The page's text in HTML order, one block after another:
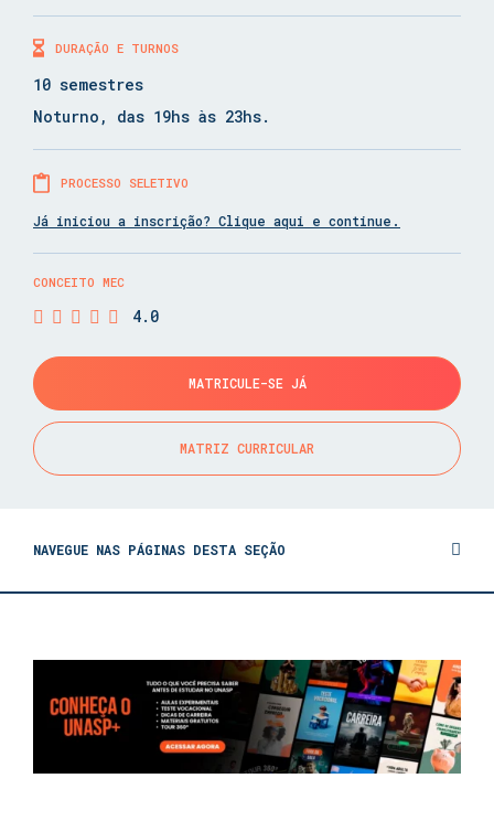
DURAÇÃO E TURNOS
10 semestres
Noturno, das 19hs às 23hs.
PROCESSO SELETIVO
Já iniciou a inscrição? Clique aqui e continue.
CONCEITO MEC
4.0
MATRICULE-SE JÁ
MATRIZ CURRICULAR
NAVEGUE NAS PÁGINAS DESTA SEÇÃO